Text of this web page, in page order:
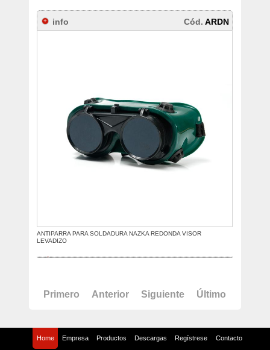
info Cód.ARDN
ANTIPARRA PARA SOLDADURA NAZKA REDONDA VISOR
LEVADIZO
Primero Anterior Siguiente Último
Home Empresa Productos Descargas Regístrese Contacto